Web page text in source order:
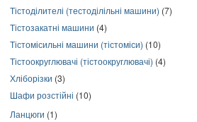
Тістоділителі (тестоділільні машини) (7)
Тістозакатні машини (4)
Тістомісильні машини (тістоміси) (10)
Тістоокруглювачі (тістоокруглювачі) (4)
Хліборізки (3)
Шафи розстійні (10)
Ланцюги (1)